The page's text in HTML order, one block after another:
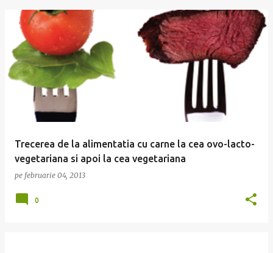
Trecerea de la alimentatia cu carne la cea ovo-lacto-
vegetariana si apoi la cea vegetariana
pe februarie 04, 2013
0